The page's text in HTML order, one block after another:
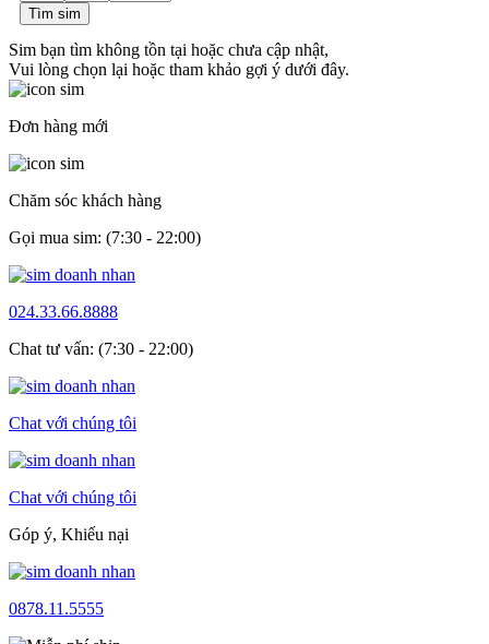
Tìm sim
Sim bạn tìm không tồn tại hoặc chưa cập nhật,
Vui lòng chọn lại hoặc tham khảo gợi ý dưới đây.
Đơn hàng mới
Chăm sóc khách hàng
Gọi mua sim: (7:30 - 22:00)
024.33.66.8888
Chat tư vấn: (7:30 - 22:00)
Chat với chúng tôi
Chat với chúng tôi
Góp ý, Khiếu nại
0878.11.5555